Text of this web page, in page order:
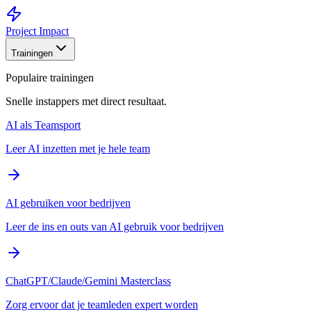
Project Impact
Trainingen
Populaire trainingen
Snelle instappers met direct resultaat.
AI als Teamsport
Leer AI inzetten met je hele team
AI gebruiken voor bedrijven
Leer de ins en outs van AI gebruik voor bedrijven
ChatGPT/Claude/Gemini Masterclass
Zorg ervoor dat je teamleden expert worden